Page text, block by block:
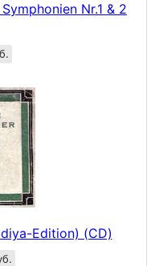
Nr.1 & 2
Edition) (CD)